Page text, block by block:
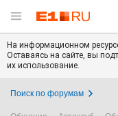
На информационном
Оставаясь на сайте, вы
их использование.
Поиск по форумам